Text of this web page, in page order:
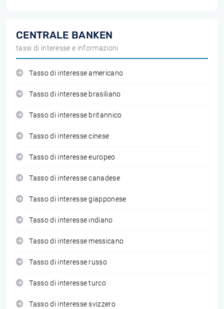
CENTRALE BANKEN
tassi di interesse e informazioni
Tasso di interesse americano
Tasso di interesse brasiliano
Tasso di interesse britannico
Tasso di interesse cinese
Tasso di interesse europeo
Tasso di interesse canadese
Tasso di interesse giapponese
Tasso di interesse indiano
Tasso di interesse messicano
Tasso di interesse russo
Tasso di interesse turco
Tasso di interesse svizzero